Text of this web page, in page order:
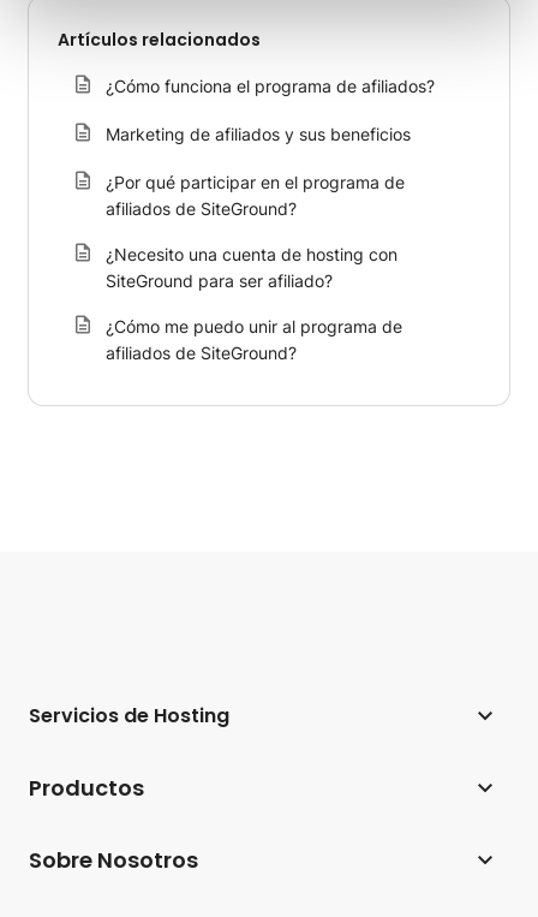
Artículos relacionados
¿Cómo funciona el programa de afiliados?
Marketing de afiliados y sus beneficios
¿Por qué participar en el programa de
afiliados de SiteGround?
¿Necesito una cuenta de hosting con
SiteGround para ser afiliado?
¿Cómo me puedo unir al programa de
afiliados de SiteGround?
Servicios de Hosting
Hosting para WooCommerce
Productos
Sobre Nosotros